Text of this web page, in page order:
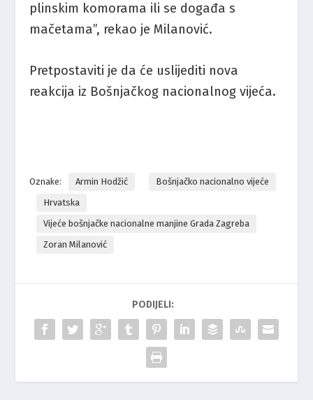
plinskim komorama ili se događa s
mačetama”, rekao je Milanović.
Pretpostaviti je da će uslijediti nova
reakcija iz Bošnjačkog nacionalnog vijeća.
Oznake: Armin Hodžić
Bošnjačko nacionalno vijeće
Hrvatska
Vijeće bošnjačke nacionalne manjine Grada Zagreba
Zoran Milanović
PODIJELI: